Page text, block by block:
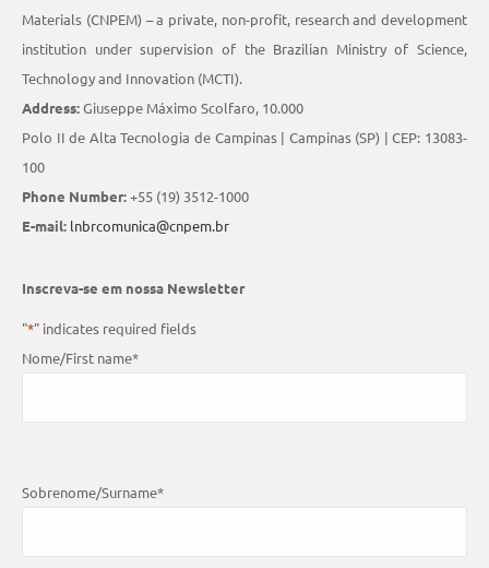
Materials (CNPEM) – a private, non-profit, research and development
institution under supervision of the Brazilian Ministry of Science,
Technology and Innovation (MCTI).
Address:Giuseppe Máximo Scolfaro, 10.000
Polo II de Alta Tecnologia de Campinas | Campinas (SP) | CEP: 13083-
100
Phone Number:+55 (19) 3512-1000
E-mail: lnbrcomunica@cnpem.br
Inscreva-se em nossa Newsletter
"*" indicates required fields
Nome/First name*
Sobrenome/Surname*